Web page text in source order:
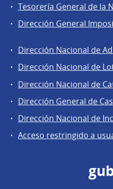
Tesorería General de la
Dirección General
Áreas
la
Dirección
General
de
Secretaría
Dirección Nacional de
Dirección Nacional de
Dirección Nacional de
Dirección General de
Dirección Nacional de
Acceso restringido a